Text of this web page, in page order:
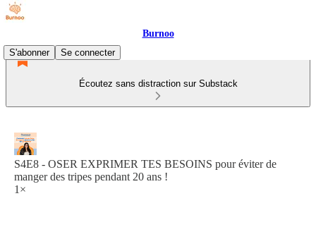
Burnoo
S'abonner
Se connecter
Écoutez sans distraction sur Substack
S4E8 - OSER EXPRIMER TES BESOINS pour éviter de
manger des tripes pendant 20 ans !
1×